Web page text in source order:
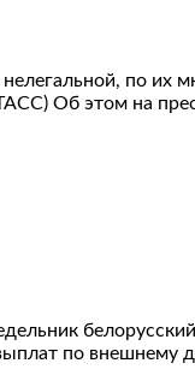
по их
Об этом на
по внешнему